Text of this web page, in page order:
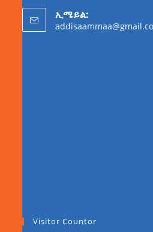
ኢሜይል:
Visitor Countor